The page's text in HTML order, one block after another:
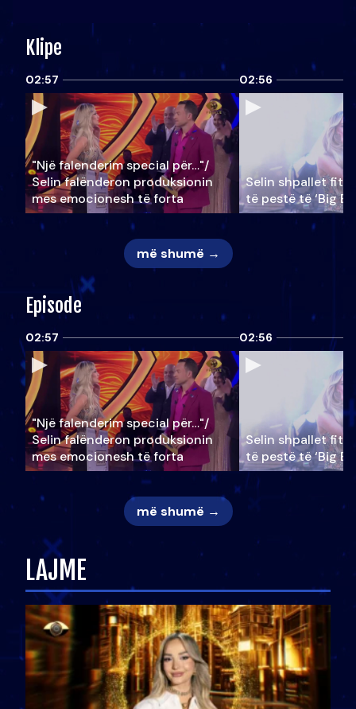
Klipe
02:57
"Një falenderim special për…"/
Selin falënderon produksionin
mes emocionesh të forta
02:56
Selin shpallet
të pestë të ‘Big
më shumë →
Episode
02:57
"Një falenderim special për…"/
Selin falënderon produksionin
mes emocionesh të forta
02:56
Selin shpallet
të pestë të ‘Big
më shumë →
LAJME